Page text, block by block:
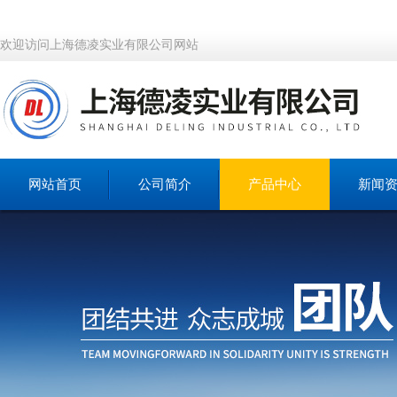
欢迎访问上海德凌实业有限公司网站
网站首页 公司简介 产品中心 新闻